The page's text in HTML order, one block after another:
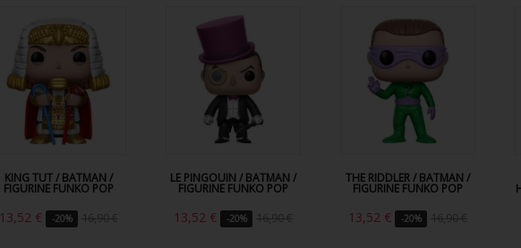
KING TUT / BATMAN /
FIGURINE FUNKO POP
13,52 € -20% 16,90 €
LE PINGOUIN / BATMAN /
FIGURINE FUNKO POP
13,52 € -20% 16,90 €
THE RIDDLER / BATMAN /
FIGURINE FUNKO POP
13,52 € -20% 16,90 €